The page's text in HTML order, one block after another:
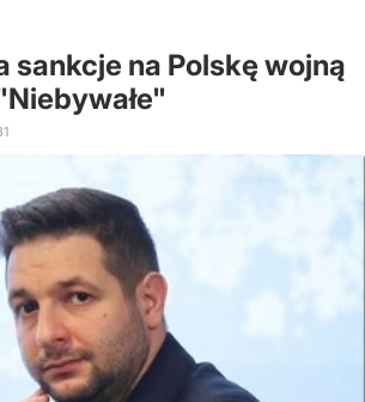
sankcje na Polskę wojną